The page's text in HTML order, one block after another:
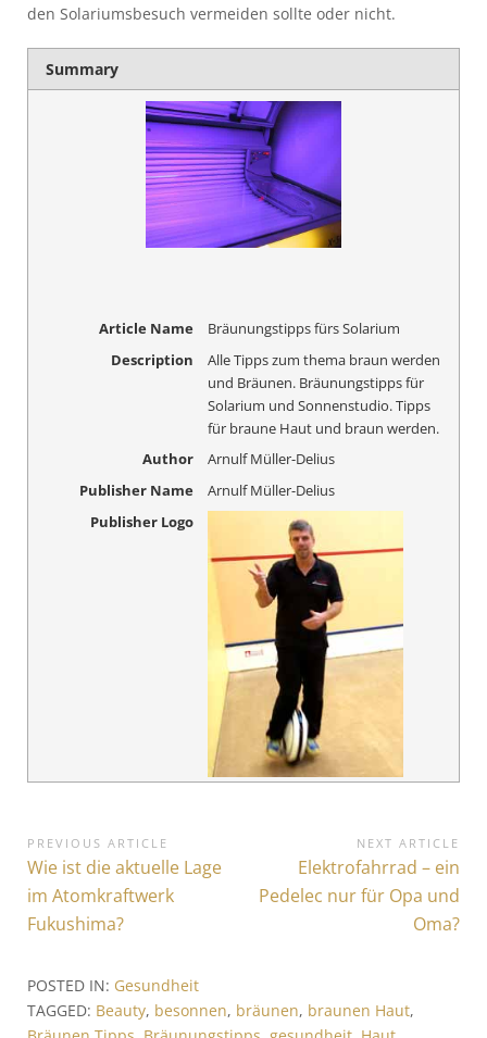
den Solariumsbesuch vermeiden sollte oder nicht.
Summary
Article Name
Bräunungstipps fürs Solarium
Description
Alle Tipps zum thema braun werden
und Bräunen. Bräunungstipps für
Solarium und Sonnenstudio. Tipps
für braune Haut und braun werden.
Author
Arnulf Müller-Delius
Publisher Name
Arnulf Müller-Delius
Publisher Logo
B
e
i
r
a
PREVIOUS ARTICLE
P
r
e
o
u
Wie ist die aktuelle Lage
im Atomkraftwerk
Fukushima?
NEXT ARTICLE
N
e
t
Elektrofahrrad – ein
Pedelec nur für Opa und
Oma?
POSTED IN: Gesundheit
TAGGED: Beauty, besonnen, bräunen, braunen Haut,